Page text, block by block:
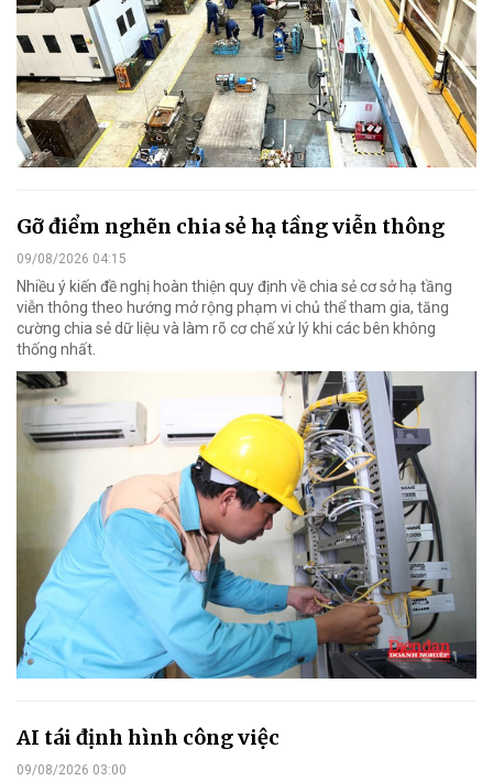
Gỡ điểm nghẽn chia sẻ hạ tầng viễn thông
09/08/2026 04:15
Nhiều ý kiến đề nghị hoàn thiện quy định về chia sẻ cơ sở hạ tầng
viễn thông theo hướng mở rộng phạm vi chủ thể tham gia, tăng
cường chia sẻ dữ liệu và làm rõ cơ chế xử lý khi các bên không
thống nhất.
AI tái định hình công việc
09/08/2026 03:00